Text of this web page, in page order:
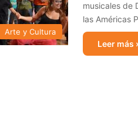
Arte y Cultura
musicales de
las Américas
Leer más